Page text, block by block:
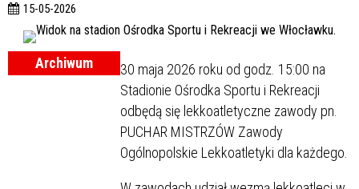
15-05-2026
Archiwum
30 maja 2026 roku od godz. 15:00 na
Stadionie Ośrodka Sportu i Rekreacji
odbędą się lekkoatletyczne zawody pn.
PUCHAR MISTRZÓW Zawody
Ogólnopolskie Lekkoatletyki dla każdego.